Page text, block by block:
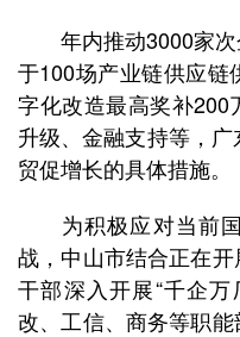
年内推动3000家次
于100场产业链供应链
字化改造最高奖补
升级、金融支持等，
贸促增长的具体措施。
为积极应对当前国
战，中山市结合正在
干部深入开展“千企
改、工信、商务等职